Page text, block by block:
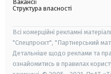
Вакансії
Структура власності
Всі комерційні рекламні
"Спецпроєкт", "Партнерський
Детальніше щодо реклами та
ознайомитись в правилах